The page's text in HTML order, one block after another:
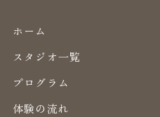
ホーム
スタジオ一覧
プログラム
体験の流れ